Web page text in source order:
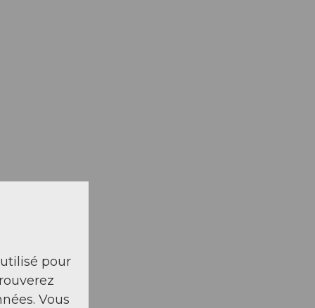
pour
Vous